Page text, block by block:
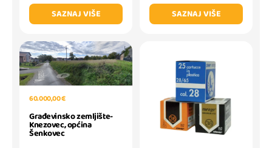
SAZNAJ VIŠE
SAZNAJ VIŠE
60.000,00 €
Građevinsko zemljište-
Knezovec, općina
Šenkovec